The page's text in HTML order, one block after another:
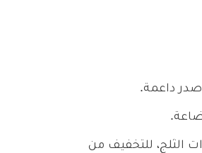
صدر داعمة.
الثلج، للتخفيف من